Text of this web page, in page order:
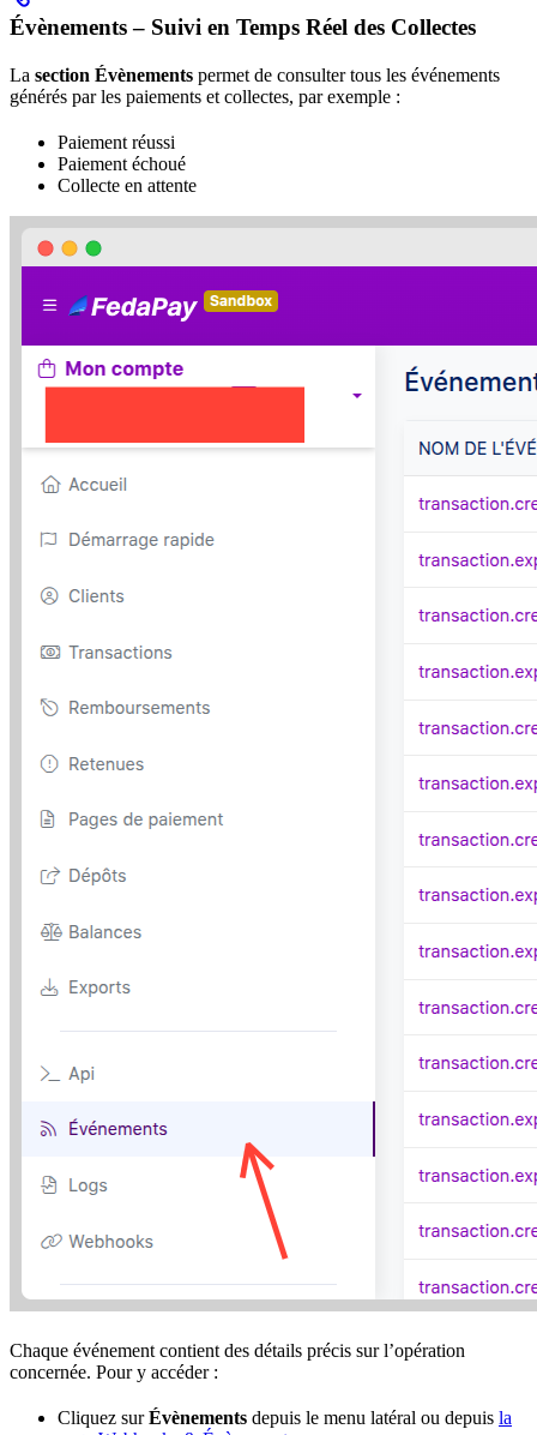
Évènements – Suivi en Temps Réel des Collectes
La section Évènements permet de consulter tous les événements
générés par les paiements et collectes, par exemple :
Paiement réussi
Paiement échoué
Collecte en attente
Chaque événement contient des détails précis sur l’opération
concernée. Pour y accéder :
Cliquez surÉvènements depuis le menu latéral ou depuis la